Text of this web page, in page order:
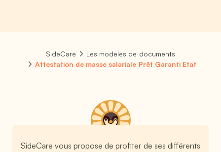
SideCare
Les modèles de documents
Attestation de masse salariale Prêt Garanti Etat
SideCare vous propose de profiter de ses différents